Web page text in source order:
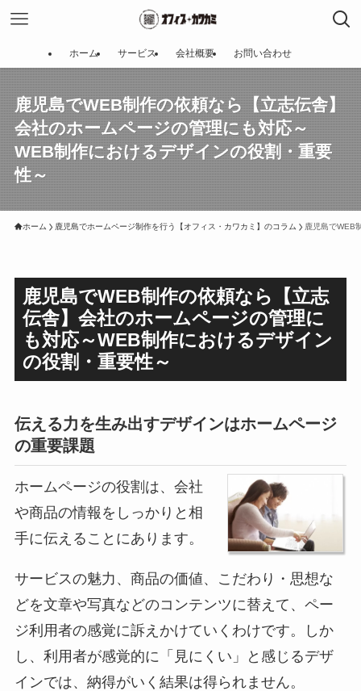
ホーム サービス 会社概要 お問い合わせ
鹿児島でWEB制作の依頼なら【立志伝舎】
会社のホームページの管理にも対応～
WEB制作におけるデザインの役割・重要
性～
ホーム 鹿児島でホームページ制作を行う【オフィス・カワカミ】のコラム 鹿児島でWEB
鹿児島でWEB制作の依頼なら【立志
伝舎】会社のホームページの管理に
も対応～WEB制作におけるデザイン
の役割・重要性～
伝える力を生み出すデザインはホームページ
の重要課題
ホームページの役割は、 会社
や商品の情報をしっかりと相
手に伝えることにあります。
サービスの魅力、商品の価値、こだわり・思想な
どを文章や写真などのコンテンツに替えて、ペー
ジ利用者の感覚に訴えかけていくわけです。しか
し、利用者が感覚的に「見にくい」と感じるデザ
インでは、納得がいく結果は得られません。